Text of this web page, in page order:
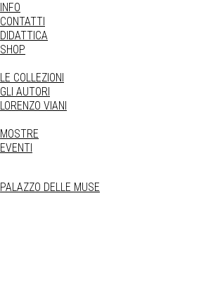
INFO
CONTATTI
DIDATTICA
SHOP
LE COLLEZIONI
GLI AUTORI
LORENZO VIANI
MOSTRE
EVENTI
PALAZZO DELLE MUSE